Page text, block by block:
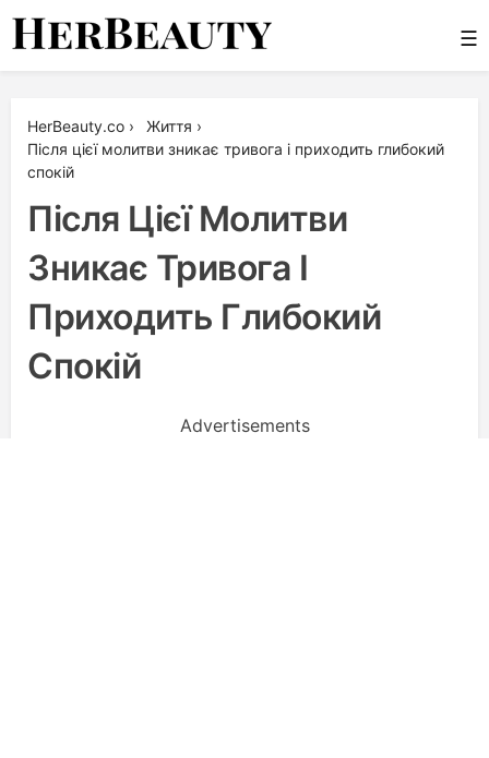
Skip
☰
HerBeauty.co › Життя ›
Після цієї молитви зникає тривога і приходить глибокий
спокій
Після Цієї Молитви
Зникає Тривога І
Приходить Глибокий
Спокій
Advertisements